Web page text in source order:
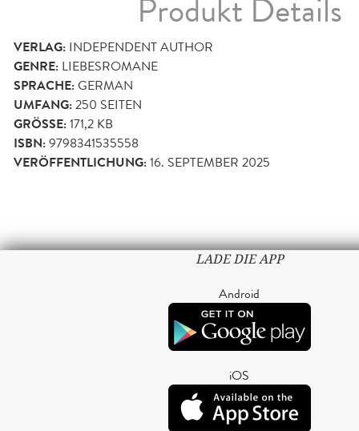
Produkt Details
VERLAG: INDEPENDENT AUTHOR
GENRE: LIEBESROMANE
SPRACHE:GERMAN
UMFANG:250 SEITEN
GRÖSSE: 171,2 KB
ISBN:9798341535558
VERÖFFENTLICHUNG:16. SEPTEMBER 2025
LADE DIE APP
Android
iOS